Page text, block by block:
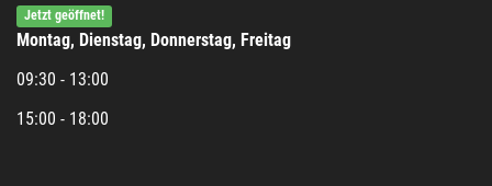
Jetzt geöffnet!
Montag, Dienstag, Donnerstag, Freitag
09:30 - 13:00
15:00 - 18:00